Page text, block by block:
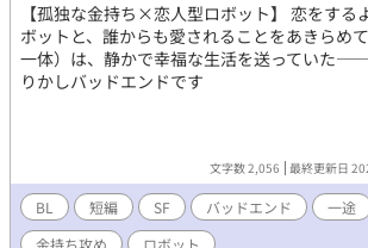
【孤独な金持ち×恋人型ロボット】 恋をする
ボットと、誰からも愛されることをあきらめ
一体）は、静かで幸福な生活を送っていた
りかしバッドエンドです
文字数 2,056 最終更新日
BL 短編 SF バッドエンド 一途
金持ち攻め
ロボット